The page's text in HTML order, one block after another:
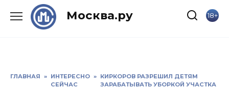
Москва.ру 18+
ГЛАВНАЯ » ИНТЕРЕСНО
СЕЙЧАС
» КИРКОРОВ РАЗРЕШИЛ ДЕТЯМ
ЗАРАБАТЫВАТЬ УБОРКОЙ УЧАСТКА